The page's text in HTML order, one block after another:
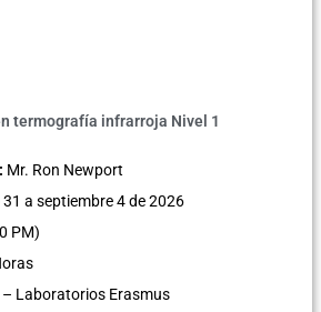
termografía infrarroja Nivel 1
Mr. Ron Newport
a septiembre 4 de 2026
PM)
Laboratorios Erasmus